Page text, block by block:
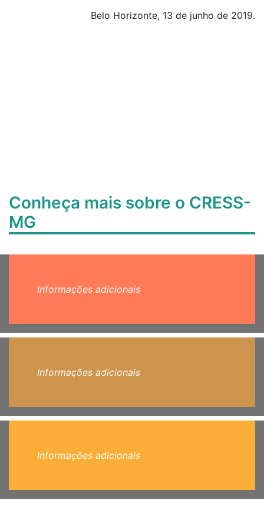
Belo Horizonte, 13 de junho de 2019.
Conheça mais sobre o CRESS-
MG
Informações adicionais
Informações adicionais
Informações adicionais